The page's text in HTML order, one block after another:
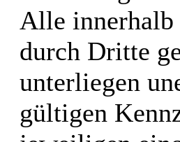
Alle innerhalb
durch Dritte
unterliegen
gültigen